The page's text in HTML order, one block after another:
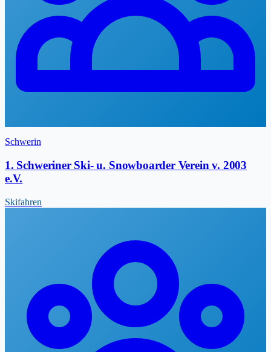
Schwerin
1. Schweriner Ski- u. Snowboarder Verein v. 2003
e.V.
Skifahren